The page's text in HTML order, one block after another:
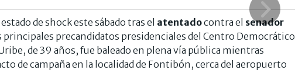
de shock este sábado tras el atentadocontra el senador
principales precandidatos presidenciales del Centro Democrático
de 39 años, fue baleado en plena vía pública mientras
de campaña en la localidad de Fontibón, cerca del aeropuerto